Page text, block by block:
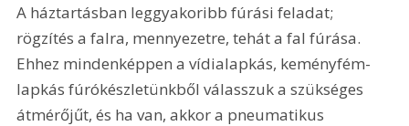
A háztartásban leggyakoribb fúrási feladat;
rögzítés a falra, mennyezetre, tehát a fal fúrása.
Ehhez mindenképpen a vídialapkás, keményfém-
lapkás fúró­készletünkből válasszuk a szükséges
átmérőjűt, és ha van, akkor a pneumatikus